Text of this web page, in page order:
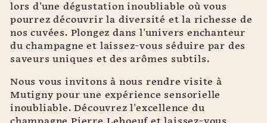
lors d'une dégustation inoubliable où vous
pourrez découvrir la diversité et la richesse de
nos cuvées. Plongez dans l'univers enchanteur
du champagne et laissez-vous séduire par des
saveurs uniques et des arômes subtils.
Nous vous invitons à nous rendre visite à
Mutigny pour une expérience sensorielle
inoubliable. Découvrez l'excellence du